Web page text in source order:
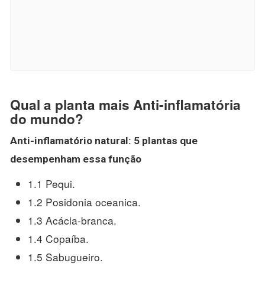
Qual a planta mais Anti-inflamatória
do mundo?
Anti-inflamatório natural: 5 plantas que
desempenham essa função
1.1 Pequi.
1.2 Posidonia oceanica.
1.3 Acácia-branca.
1.4 Copaíba.
1.5 Sabugueiro.